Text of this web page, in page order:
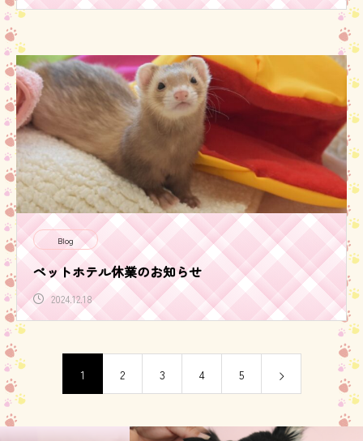
Blog
ペットホテル休業のお知らせ
2024.12.18
1 2 3 4 5